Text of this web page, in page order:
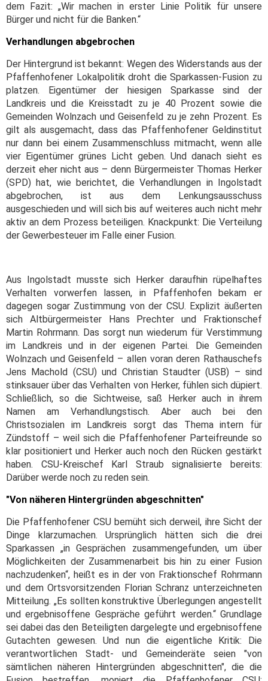
dem Fazit: „Wir machen in erster Linie Politik für unsere
Bürger und nicht für die Banken.“
Verhandlungen abgebrochen
Der Hintergrund ist bekannt: Wegen des Widerstands aus der
Pfaffenhofener Lokalpolitik droht die Sparkassen-Fusion zu
platzen. Eigentümer der hiesigen Sparkasse sind der
Landkreis und die Kreisstadt zu je 40 Prozent sowie die
Gemeinden Wolnzach und Geisenfeld zu je zehn Prozent. Es
gilt als ausgemacht, dass das Pfaffenhofener Geldinstitut
nur dann bei einem Zusammenschluss mitmacht, wenn alle
vier Eigentümer grünes Licht geben. Und danach sieht es
derzeit eher nicht aus – denn Bürgermeister Thomas Herker
(SPD) hat, wie berichtet, die Verhandlungen in Ingolstadt
abgebrochen, ist aus dem Lenkungsausschuss
ausgeschieden und will sich bis auf weiteres auch nicht mehr
aktiv an dem Prozess beteiligen. Knackpunkt: Die Verteilung
der Gewerbesteuer im Falle einer Fusion.
Aus Ingolstadt musste sich Herker daraufhin rüpelhaftes
Verhalten vorwerfen lassen, in Pfaffenhofen bekam er
dagegen sogar Zustimmung von der CSU. Explizit äußerten
sich Altbürgermeister Hans Prechter und Fraktionschef
Martin Rohrmann. Das sorgt nun wiederum für Verstimmung
im Landkreis und in der eigenen Partei. Die Gemeinden
Wolnzach und Geisenfeld – allen voran deren Rathauschefs
Jens Machold (CSU) und Christian Staudter (USB) – sind
stinksauer über das Verhalten von Herker, fühlen sich düpiert.
Schließlich, so die Sichtweise, saß Herker auch in ihrem
Namen am Verhandlungstisch. Aber auch bei den
Christsozialen im Landkreis sorgt das Thema intern für
Zündstoff – weil sich die Pfaffenhofener Parteifreunde so
klar positioniert und Herker auch noch den Rücken gestärkt
haben. CSU-Kreischef Karl Straub signalisierte bereits:
Darüber werde noch zu reden sein.
"Von näheren Hintergründen abgeschnitten"
Die Pfaffenhofener CSU bemüht sich derweil, ihre Sicht der
Dinge klarzumachen. Ursprünglich hätten sich die drei
Sparkassen „in Gesprächen zusammengefunden, um über
Möglichkeiten der Zusammenarbeit bis hin zu einer Fusion
nachzudenken“, heißt es in der von Fraktionschef Rohrmann
und dem Ortsvorsitzenden Florian Schranz unterzeichneten
Mitteilung. „Es sollten konstruktive Überlegungen angestellt
und ergebnisoffene Gespräche geführt werden.“ Grundlage
sei dabei das den Beteiligten dargelegte und ergebnisoffene
Gutachten gewesen. Und nun die eigentliche Kritik: Die
verantwortlichen Stadt- und Gemeinderäte seien "von
sämtlichen näheren Hintergründen abgeschnitten", die die